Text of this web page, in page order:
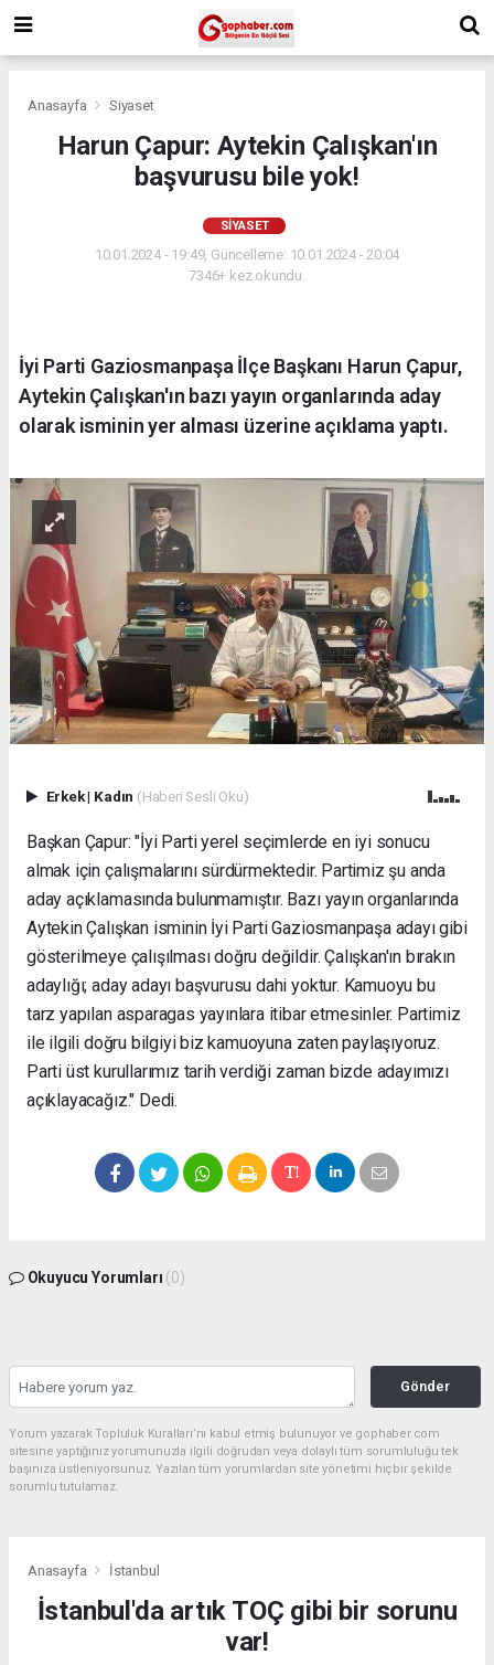
Anasayfa Siyaset
Harun Çapur: Aytekin Çalışkan'ın
başvurusu bile yok!
SIYASET
10.01.2024 - 19:49, Güncelleme: 10.01.2024 - 20:04
7346+ kez okundu.
İyi Parti Gaziosmanpaşa İlçe Başkanı Harun Çapur,
Aytekin Çalışkan'ın bazı yayın organlarında aday
olarak isminin yer alması üzerine açıklama yaptı.
Erkek| Kadın (Haberi Sesli Oku)
Başkan Çapur: "İyi Parti yerel seçimlerde en iyi sonucu
almak için çalışmalarını sürdürmektedir. Partimiz şu anda
aday açıklamasında bulunmamıştır. Bazı yayın organlarında
Aytekin Çalışkan isminin İyi Parti Gaziosmanpaşa adayı gibi
gösterilmeye çalışılması doğru değildir. Çalışkan'ın bırakın
adaylığı; aday adayı başvurusu dahi yoktur. Kamuoyu bu
tarz yapılan asparagas yayınlara itibar etmesinler. Partimiz
ile ilgili doğru bilgiyi biz kamuoyuna zaten paylaşıyoruz.
Parti üst kurullarımız tarih verdiği zaman bizde adayımızı
açıklayacağız." Dedi.
Okuyucu Yorumları (0)
Gönder
Yorum yazarak Topluluk Kuralları’nı kabul etmiş bulunuyor ve gophaber.com
sitesine yaptığınız yorumunuzla ilgili doğrudan veya dolaylı tüm sorumluluğu tek
başınıza üstleniyorsunuz. Yazılan tüm yorumlardan site yönetimi hiçbir şekilde
sorumlu tutulamaz.
Anasayfa İstanbul
İstanbul'da artık TOÇ gibi bir sorunu
var!